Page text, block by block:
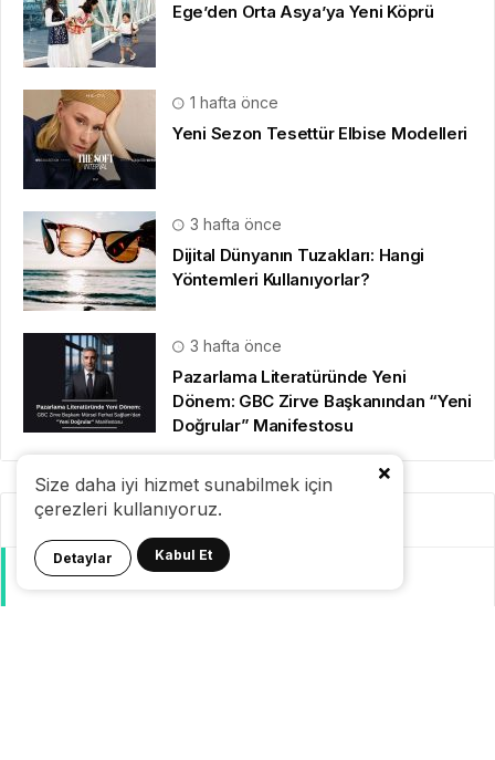
Size daha iyi hizmet sunabilmek için
çerezleri kullanıyoruz.
Detaylar Kabul Et
Ege’den Orta Asya’ya Yeni Köprü
1 hafta önce
Yeni Sezon Tesettür Elbise Modelleri
3 hafta önce
Dijital Dünyanın Tuzakları: Hangi
Yöntemleri Kullanıyorlar?
3 hafta önce
Pazarlama Literatüründe Yeni
Dönem: GBC Zirve Başkanından “Yeni
Doğrular” Manifestosu
Kategoriler
GeziBlog